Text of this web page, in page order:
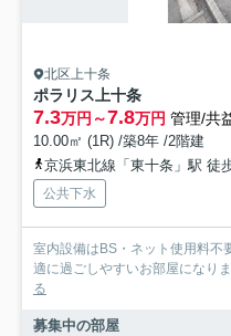
北区上十条
ポラリス上十条
7.3万円～7.8万円 管理/共
10.00㎡ (1R) /築8年 /2階建
京浜東北線「東十条」駅 徒
公共下水
室内設備はBS・ネット使用料不
適に過ごしやすいお部屋になり
る
募集中の部屋